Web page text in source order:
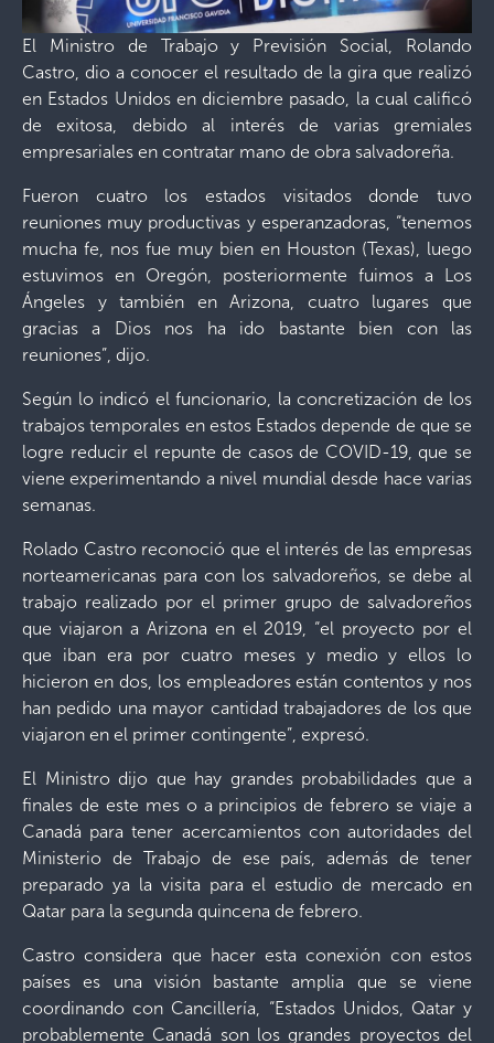
El Ministro de Trabajo y Previsión Social, Rolando
Castro, dio a conocer el resultado de la gira que realizó
en Estados Unidos en diciembre pasado, la cual calificó
de exitosa, debido al interés de varias gremiales
empresariales en contratar mano de obra salvadoreña.
Fueron cuatro los estados visitados donde tuvo
reuniones muy productivas y esperanzadoras, “tenemos
mucha fe, nos fue muy bien en Houston (Texas), luego
estuvimos en Oregón, posteriormente fuimos a Los
Ángeles y también en Arizona, cuatro lugares que
gracias a Dios nos ha ido bastante bien con las
reuniones”, dijo.
Según lo indicó el funcionario, la concretización de los
trabajos temporales en estos Estados depende de que se
logre reducir el repunte de casos de COVID-19, que se
viene experimentando a nivel mundial desde hace varias
semanas.
Rolado Castro reconoció que el interés de las empresas
norteamericanas para con los salvadoreños, se debe al
trabajo realizado por el primer grupo de salvadoreños
que viajaron a Arizona en el 2019, “el proyecto por el
que iban era por cuatro meses y medio y ellos lo
hicieron en dos, los empleadores están contentos y nos
han pedido una mayor cantidad trabajadores de los que
viajaron en el primer contingente”, expresó.
El Ministro dijo que hay grandes probabilidades que a
finales de este mes o a principios de febrero se viaje a
Canadá para tener acercamientos con autoridades del
Ministerio de Trabajo de ese país, además de tener
preparado ya la visita para el estudio de mercado en
Qatar para la segunda quincena de febrero.
Castro considera que hacer esta conexión con estos
países es una visión bastante amplia que se viene
coordinando con Cancillería, “Estados Unidos, Qatar y
probablemente Canadá son los grandes proyectos del